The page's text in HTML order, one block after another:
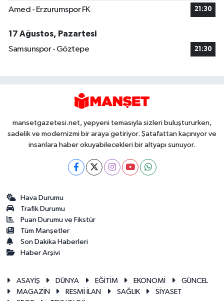
Amed - Erzurumspor FK 21:30
17 Ağustos, Pazartesi
Samsunspor - Göztepe
21:30
mansetgazetesi.net, yepyeni temasıyla sizleri buluştururken,
sadelik ve modernizmi bir araya getiriyor. Şatafattan kaçınıyor ve
insanlara haber okuyabilecekleri bir altyapı sunuyor.
Hava Durumu
Trafik Durumu
Puan Durumu ve Fikstür
Tüm Manşetler
Son Dakika Haberleri
Haber Arşivi
ASAYİŞ DÜNYA EĞİTİM EKONOMİ
GÜNCEL
MAGAZİN
RESMİ İLAN SAĞLIK
SİYASET